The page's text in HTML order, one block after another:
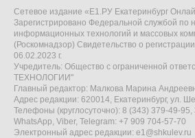
Сетевое издание «Е1.РУ Екатеринбург
Зарегистрировано Федеральной службой по
информационных технологий и массовых
(Роскомнадзор) Свидетельство о
06.02.2023 г.
Учредитель: Общество с ограниченной
ТЕХНОЛОГИИ"
Главный редактор: Малкова Марина
Адрес редакции: 620014, Екатеринбург, ул.
Телефоны (круглосуточно): 8 (343) 379-49-95,
WhatsApp, Viber, Telegram: +7 909 704-57-70
Электронный адрес редакции: e1@shkulev.ru